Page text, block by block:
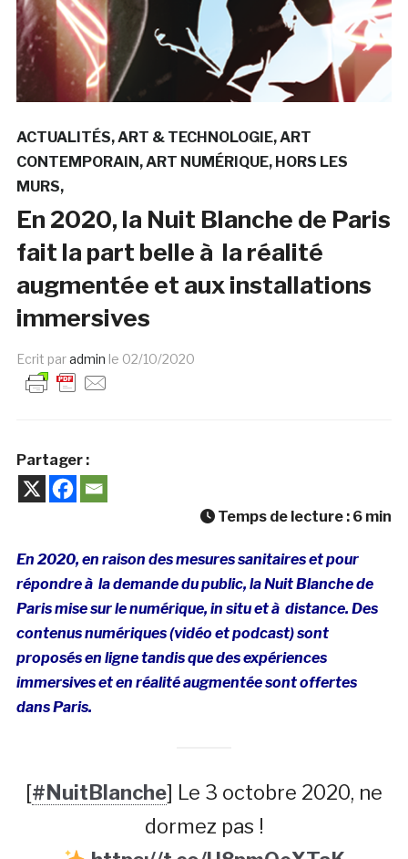
ACTUALITÉS ART & TECHNOLOGIE ART
CONTEMPORAIN ART NUMÉRIQUE HORS LES
MURS
En 2020, la Nuit Blanche de Paris
fait la part belle à la réalité
augmentée et aux installations
immersives
Ecrit paradmin le 02/10/2020
Partager :
Temps de lecture : 6 min
En 2020, en raison des mesures sanitaires et pour
répondre à la demande du public, la Nuit Blanche de
Paris mise sur le numérique, in situ et à distance. Des
contenus numériques (vidéo et podcast) sont
proposés en ligne tandis que des expériences
immersives et en réalité augmentée sont offertes
dans Paris.
[#NuitBlanche] Le 3 octobre 2020, ne
dormez pas !